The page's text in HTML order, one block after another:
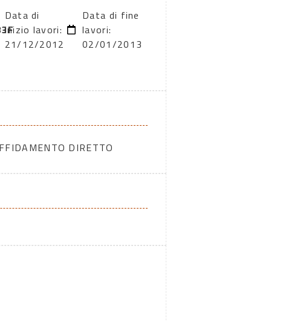
Data di
inizio lavori:
21/12/2012
Data di fine
lavori:
02/01/2013
DIRETTO